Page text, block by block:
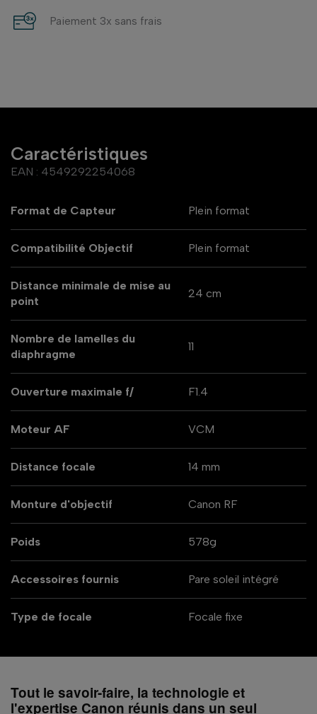
Paiement 3x sans frais
Caractéristiques
EAN : 4549292254068
Format de Capteur Plein format
Compatibilité Objectif Plein format
Distance minimale de mise au
point
24 cm
Nombre de lamelles du
diaphragme
11
Ouverture maximale f/ F1.4
Moteur AF VCM
Distance focale 14 mm
Monture d'objectif Canon RF
Poids 578g
Accessoires fournis Pare soleil intégré
Type de focale Focale fixe
Tout le savoir-faire, la technologie et
l'expertise Canon réunis dans un seul